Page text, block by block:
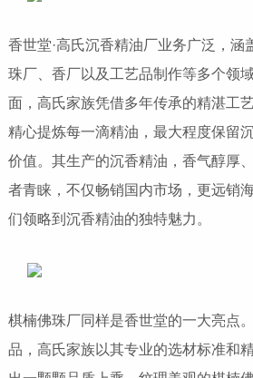
香世堂·高氏沉香精油厂业务广泛，涵
珠厂、香厂以及工艺品制作等多个领
面，高氏家族凭借多年传承的精湛工
精心提炼每一滴精油，最大程度保留
价值。其生产的沉香精油，香气醇厚
者青睐，不仅畅销国内市场，更远销
们领略到沉香精油的独特魅力。
棋楠佛珠厂同样是香世堂的一大亮点
品，高氏家族以其专业的选材标准和